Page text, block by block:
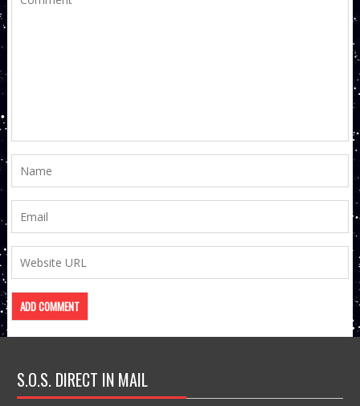
S.O.S. DIRECT IN MAIL